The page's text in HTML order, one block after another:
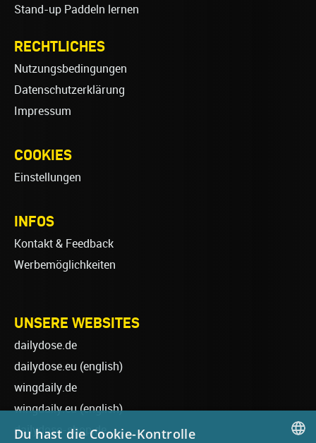
Stand-up Paddeln lernen
RECHTLICHES
Nutzungsbedingungen
Datenschutzerklärung
Impressum
COOKIES
Einstellungen
INFOS
Kontakt & Feedback
Werbemöglichkeiten
UNSERE WEBSITES
dailydose.de
dailydose.eu (english)
wingdaily.de
wingdaily.eu(english)
dailydose-shop.de
Du hast die Cookie-Kontrolle